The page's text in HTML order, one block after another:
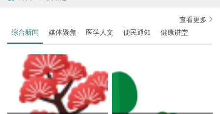
综合新闻 媒体聚焦 医学人文 便民通知 健康讲堂
查看更多